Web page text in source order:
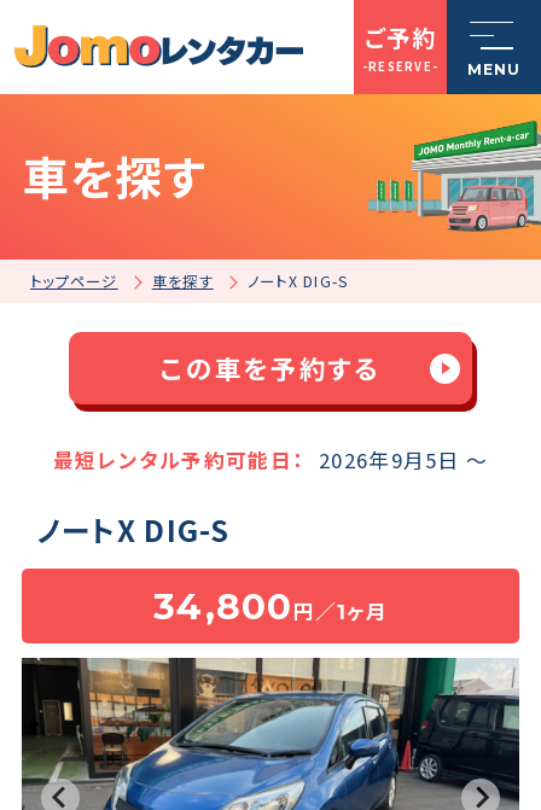
MENU
保険・補償
よくある質問
お問い合わせチャット
トップページ
Jomoレンタカーとは
店舗一覧
ご利用案内
ご予約
-RESERVE-
車を探す
トップページ 車を探す ノートX DIG-S
この車を予約する
最短レンタル予約可能日： 2026年9月5日 ～
ノートX DIG-S
34,800 円／1ヶ月